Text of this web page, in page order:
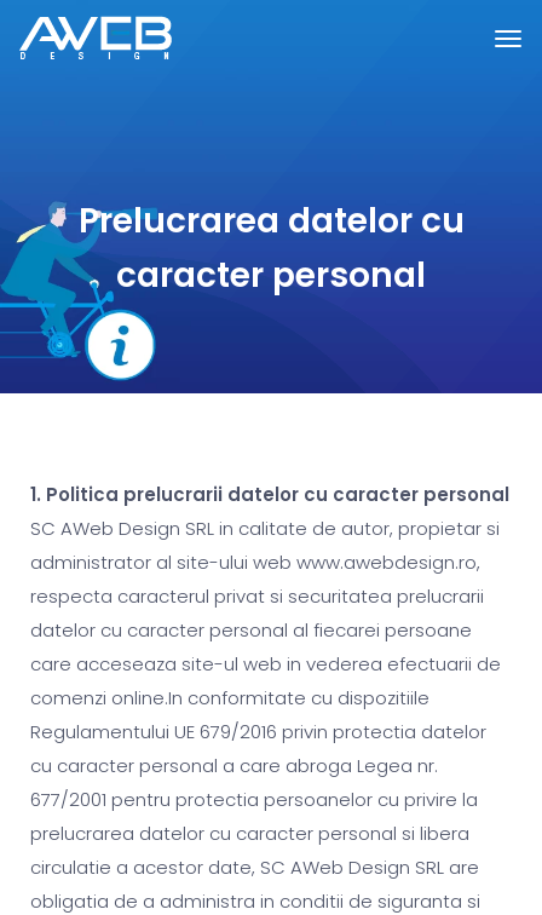
Prelucrarea datelor cu
caracter personal
1. Politica prelucrarii datelor cu caracter personal
SC AWeb Design SRL in calitate de autor, propietar si
administrator al site-ului web www.awebdesign.ro,
respecta caracterul privat si securitatea prelucrarii
datelor cu caracter personal al fiecarei persoane
care acceseaza site-ul web in vederea efectuarii de
comenzi online.In conformitate cu dispozitiile
Regulamentului UE 679/2016 privin protectia datelor
cu caracter personal a care abroga Legea nr.
677/2001 pentru protectia persoanelor cu privire la
prelucrarea datelor cu caracter personal si libera
circulatie a acestor date, SC AWeb Design SRL are
obligatia de a administra in conditii de siguranta si